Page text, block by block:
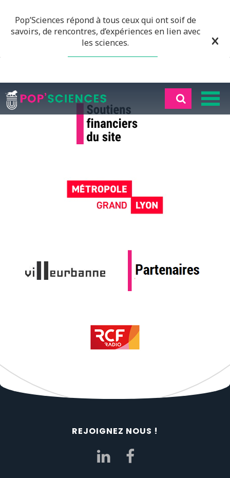
Pop’Sciences répond à tous ceux qui ont soif de
savoirs, de rencontres, d’expériences en lien avec
les sciences.
REJOIGNEZ NOUS !